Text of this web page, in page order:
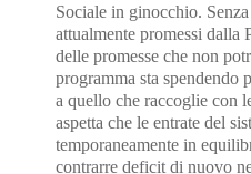
Sociale in ginocchio.
attualmente promessi dalla
delle promesse che non
programma sta spendendo
a quello che raccoglie con
aspetta che le entrate del
temporaneamente in
contrarre deficit di nuovo